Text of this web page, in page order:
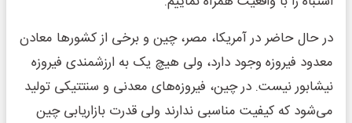
در حال حاضر در آمریکا، مصر، چین و برخی از کشورها معادن
معدود فیروزه وجود دارد، ولی هیچ یک به ارزشمندی فیروزه
نیشابور نیست. در چین، فیروزه‌های معدنی و سنتتیکی تولید
می‌شود که کیفیت مناسبی ندارند ولی قدرت بازاریابی چین